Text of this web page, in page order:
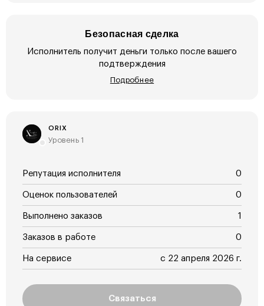
Безопасная сделка
Исполнитель получит деньги только после вашего
подтверждения
Подробнее
ORIX
Уровень 1
Репутация исполнителя 0
Оценок пользователей 0
Выполнено заказов 1
Заказов в работе 0
На сервисе с 22 апреля 2026 г.
Связаться